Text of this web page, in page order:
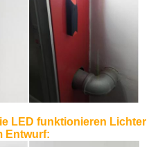
LED funktionieren Lichter
Entwurf: